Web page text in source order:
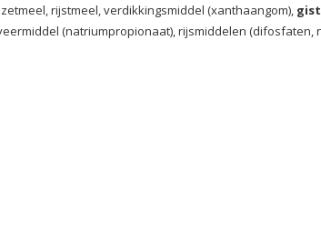
rijstmeel, verdikkingsmiddel (xanthaangom), gist
(natriumpropionaat), rijsmiddelen